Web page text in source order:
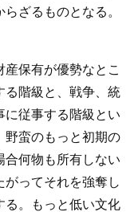
ざるものとなる。
保有が優勢なとこ
る階級と、戦争、統
に従事する階級とい
野蛮のもっと初期の
合何物も所有しない
がってそれを強奪し
る。もっと低い文化